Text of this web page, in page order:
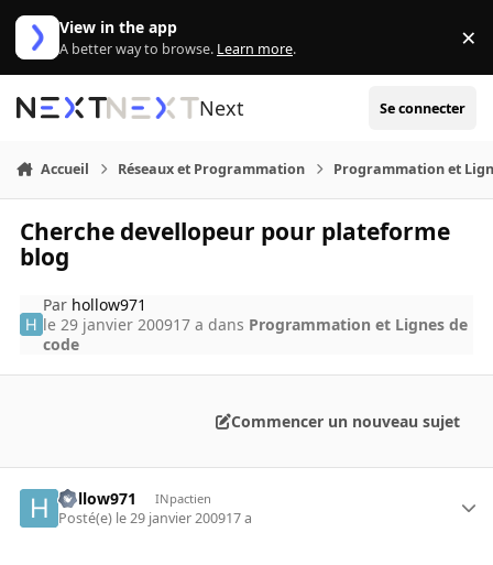
Aller au contenu
View in the app
A better way to browse. Learn more. ×
Next Se connecter
Accueil Réseaux et Programmation Programmation et
Cherche devellopeur pour plateforme
blog
Par hollow971
le 29 janvier 200917 a dans Programmation et Lignes de
code
Commencer un nouveau sujet
hollow971 INpactien
Posté(e) le 29 janvier 200917 a